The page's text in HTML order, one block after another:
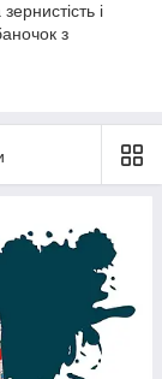
і
з